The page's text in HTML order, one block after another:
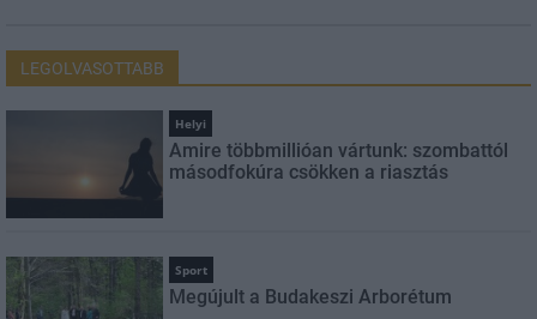
LEGOLVASOTTABB
Helyi
Amire többmillióan vártunk: szombattól
másodfokúra csökken a riasztás
Sport
Megújult a Budakeszi Arborétum